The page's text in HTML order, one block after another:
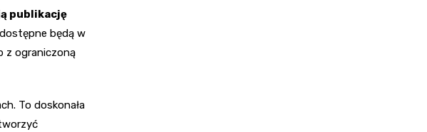
publikację
będą w
z ograniczoną
To doskonała